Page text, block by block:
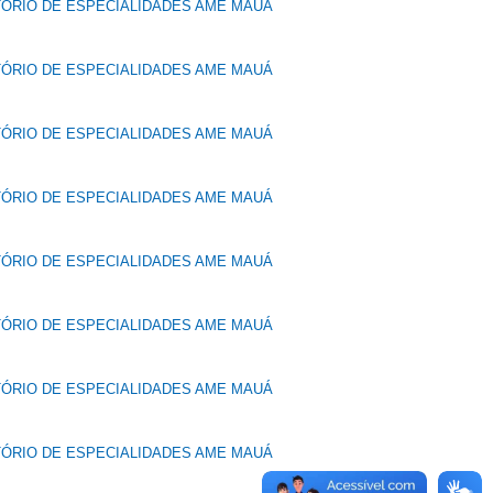
DE ESPECIALIDADES AME MAUÁ
DE ESPECIALIDADES AME MAUÁ
DE ESPECIALIDADES AME MAUÁ
DE ESPECIALIDADES AME MAUÁ
DE ESPECIALIDADES AME MAUÁ
DE ESPECIALIDADES AME MAUÁ
DE ESPECIALIDADES AME MAUÁ
DE ESPECIALIDADES AME MAUÁ